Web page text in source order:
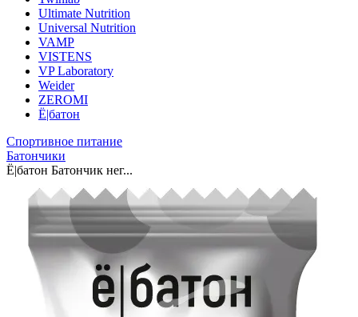
Ultimate Nutrition
Universal Nutrition
VAMP
VISTENS
VP Laboratory
Weider
ZEROMI
Ё|батон
Спортивное питание
Батончики
Ё|батон Батончик нег...